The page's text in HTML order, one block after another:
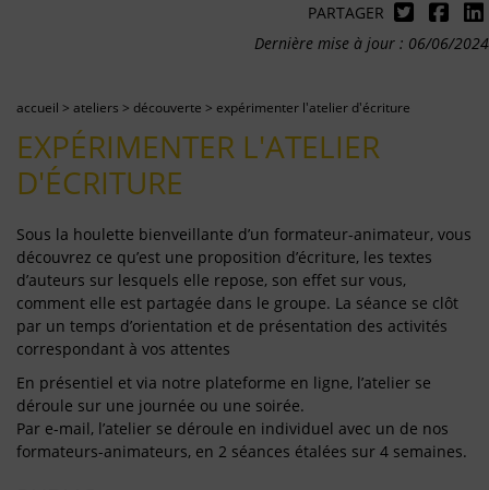
PARTAGER
Dernière mise à jour : 06/06/2024
accueil > ateliers > découverte > expérimenter l'atelier d'écriture
EXPÉRIMENTER L'ATELIER
D'ÉCRITURE
Sous la houlette bienveillante d’un formateur-animateur, vous
découvrez ce qu’est une proposition d’écriture, les textes
d’auteurs sur lesquels elle repose, son effet sur vous,
comment elle est partagée dans le groupe. La séance se clôt
par un temps d’orientation et de présentation des activités
correspondant à vos attentes
En présentiel et via notre plateforme en ligne, l’atelier se
déroule sur une journée ou une soirée.
Par e-mail, l’atelier se déroule en individuel avec un de nos
formateurs-animateurs, en 2 séances étalées sur 4 semaines.